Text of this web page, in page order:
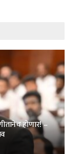
होणार! –